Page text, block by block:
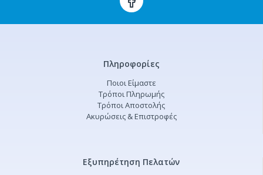
Πληροφορίες
Ποιοι Είμαστε
Τρόποι Πληρωμής
Τρόποι Αποστολής
Ακυρώσεις & Επιστροφές
Εξυπηρέτηση Πελατών